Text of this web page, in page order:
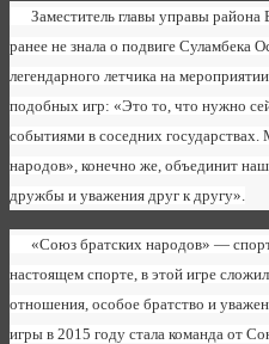
Заместитель главы управы района
ранее не знала о подвиге Суламбека
легендарного летчика на
подобных игр: «Это то, что нужно
событиями в соседних
народов», конечно же, объединит
дружбы и уважения друг к другу».
«Союз братских народов» —
настоящем спорте, в этой игре
отношения, особое братство и
игры в 2015 году стала команда от